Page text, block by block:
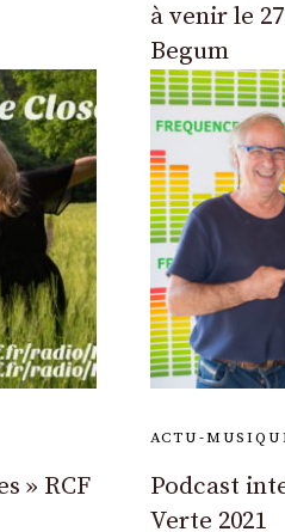
à venir le
Begum
» RCF
ACTU-
Podcast
Verte 2021